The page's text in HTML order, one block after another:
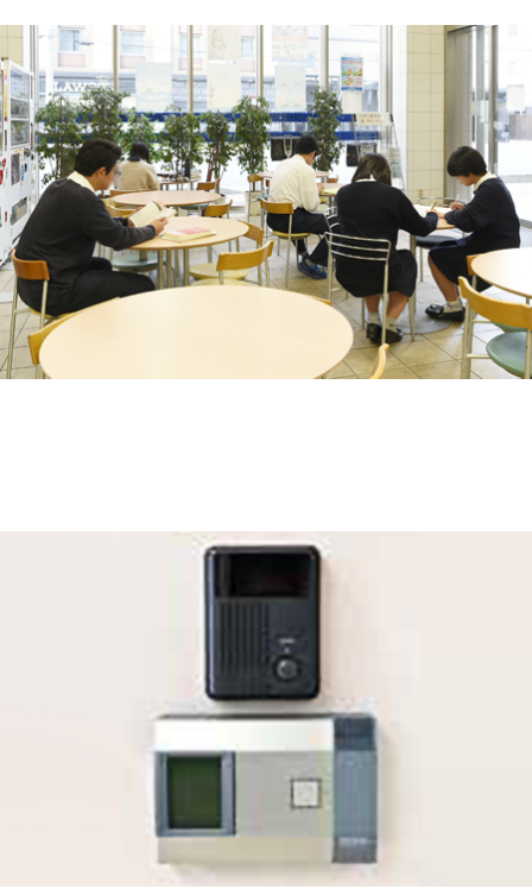
休憩スペースでリフレッシュ
休憩を取りたい時に利用できる休憩スペースを完備。自由に食
事をしたり、仲間と雑談をするなど気分転換や脳をリフレッシ